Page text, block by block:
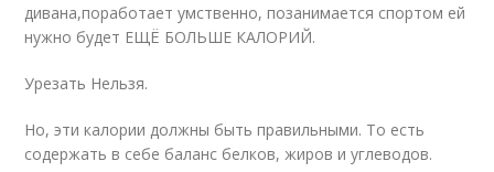
дивана,поработает умственно, позанимается спортом ей
нужно будет ЕЩЁ БОЛЬШЕ КАЛОРИЙ.⠀
Урезать Нельзя.⠀
Но, эти калории должны быть правильными. То есть
содержать в себе баланс белков, жиров и углеводов.⠀